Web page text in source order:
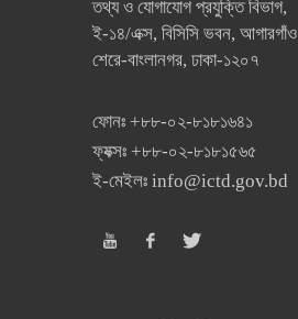
তথ্য ও যোগাযোগ প্রযুক্তি বিভাগ,
ই-১৪/এক্স, বিসিসি ভবন, আগারগাঁও
শেরে-বাংলানগর, ঢাকা-১২০৭
ফোনঃ +৮৮-০২-৮১৮১৬৪১
ফ্যক্সঃ +৮৮-০২-৮১৮১৫৬৫
ই-মেইলঃ info@ictd.gov.bd